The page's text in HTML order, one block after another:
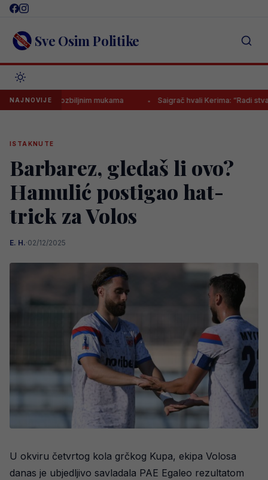
Skip
content Sve Osim Politike
NAJNOVIJE
na ozbiljnim mukama Saigrač hvali Kerima: “Radi stvari koje
ISTAKNUTE
Barbarez, gledaš li ovo?
Hamulić postigao hat-
trick za Volos
E. H.·02/12/2025
U okviru četvrtog kola grčkog Kupa, ekipa Volosa
danas je ubjedljivo savladala PAE Egaleo rezultatom